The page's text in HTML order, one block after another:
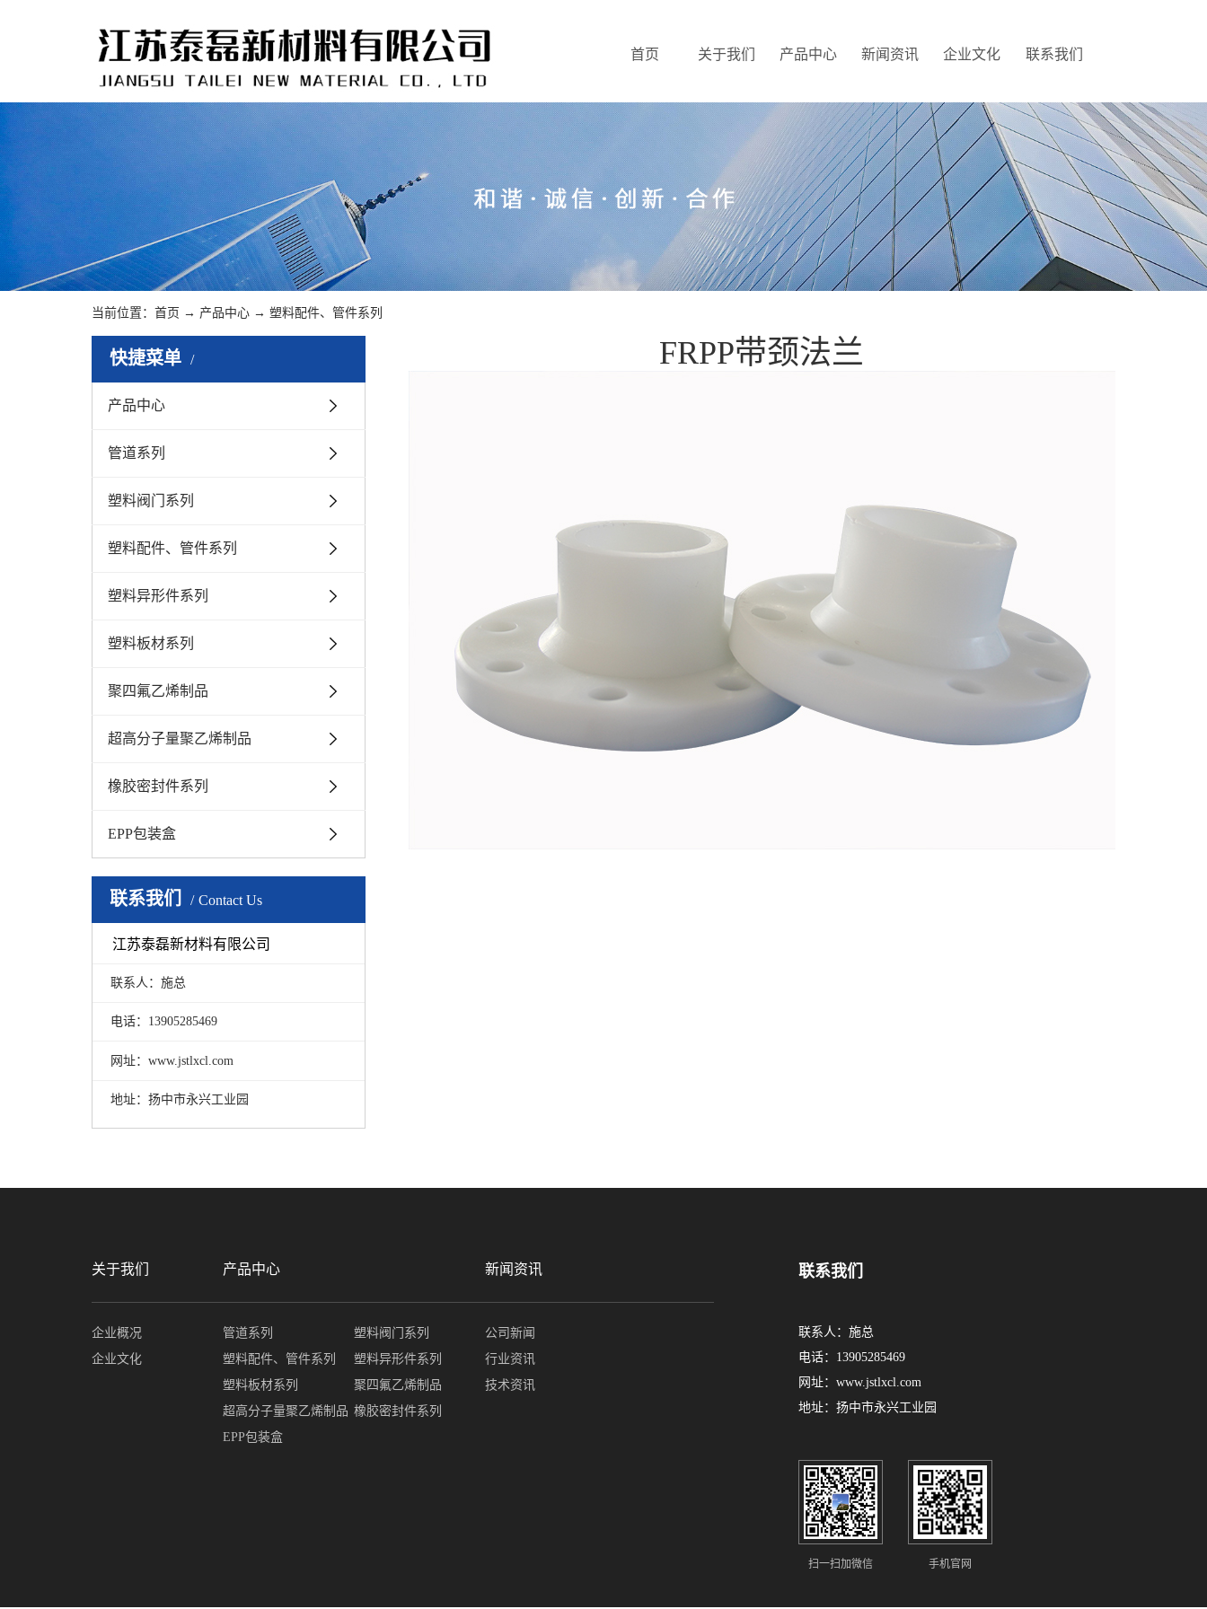
首页 关于我们 产品中心 新闻资讯 企业文化 联系我们
当前位置： 首页 → 产品中心 → 塑料配件、管件系列
快捷菜单
产品中心
管道系列
塑料阀门系列
塑料配件、管件系列
塑料异形件系列
塑料板材系列
聚四氟乙烯制品
超高分子量聚乙烯制品
橡胶密封件系列
EPP包装盒
联系我们 Contact Us
江苏泰磊新材料有限公司
联系人：施总
电话：13905285469
网址：www.jstlxcl.com
地址：扬中市永兴工业园
FRPP带颈法兰
关于我们
企业概况
企业文化
产品中心
管道系列
塑料阀门系列
塑料配件、管件系列
塑料异形件系列
塑料板材系列
聚四氟乙烯制品
超高分子量聚乙烯制品 橡胶密封件系列
EPP包装盒
新闻资讯
公司新闻
行业资讯
技术资讯
联系我们
联系人：施总
电话：13905285469
网址：www.jstlxcl.com
地址：扬中市永兴工业园
扫一扫加微信 手机官网